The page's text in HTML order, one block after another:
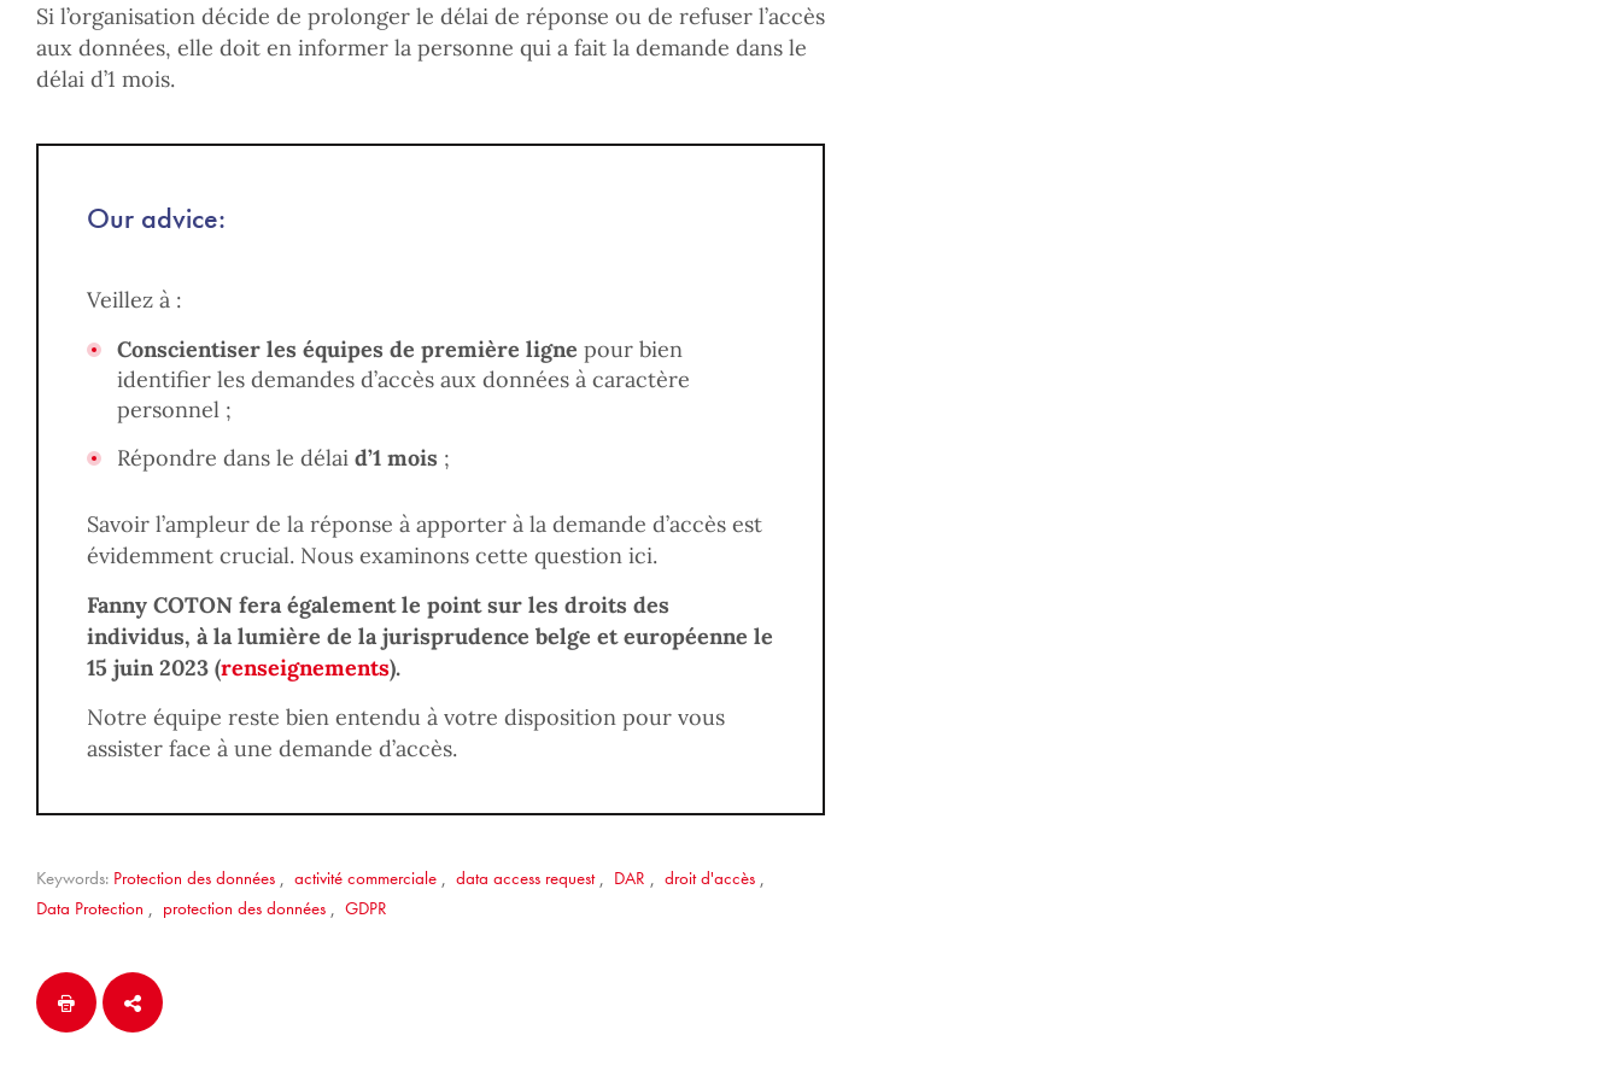
Si l’organisation décide de prolonger le délai de réponse ou de refuser l’accès
aux données, elle doit en informer la personne qui a fait la demande dans le
délai d’1 mois.
Our advice:
Veillez à :
Conscientiser les équipes de première ligne pour bien
identifier les demandes d’accès aux données à caractère
personnel ;
Répondre dans le délai d’1 mois ;
Savoir l’ampleur de la réponse à apporter à la demande d’accès est
évidemment crucial. Nous examinons cette question ici.
Fanny COTON fera également le point sur les droits des
individus, à la lumière de la jurisprudence belge et européenne le
15 juin 2023 (renseignements).
Notre équipe reste bien entendu à votre disposition pour vous
assister face à une demande d’accès.
Keywords: Protection des données , activité commerciale , data access request, DAR , droit d'accès ,
Data Protection , protection des données , GDPR